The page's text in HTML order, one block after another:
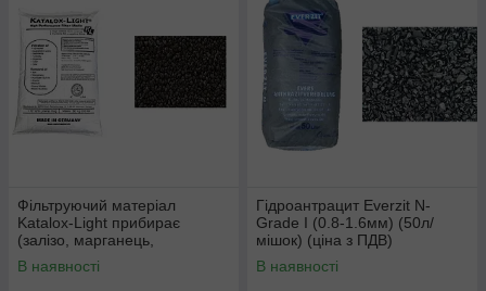
Фільтруючий матеріал
Katalox-Light прибирає
(залізо, марганець,
сірководень, миш'як) (28,3 л)
В наявності
Гідроантрацит Everzit N-
Grade I (0.8-1.6мм) (50л/
мішок) (ціна з ПДВ)
В наявності